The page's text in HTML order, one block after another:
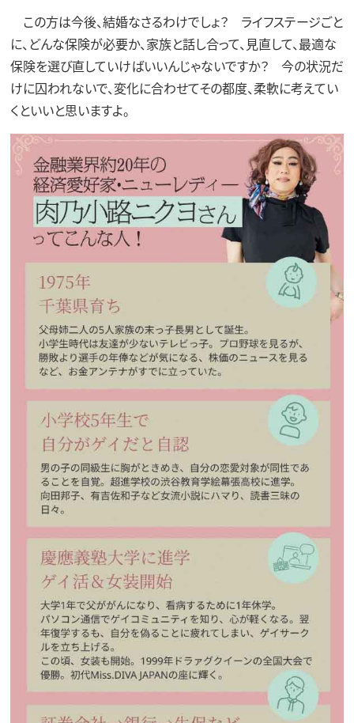
この方は今後、結婚なさるわけでしょ？ ライフステージごと
に、どんな保険が必要か、家族と話し合って、見直して、最適な
保険を選び直していけばいいんじゃないですか？ 今の状況だ
けに囚われないで、変化に合わせてその都度、柔軟に考えてい
くといいと思いますよ。